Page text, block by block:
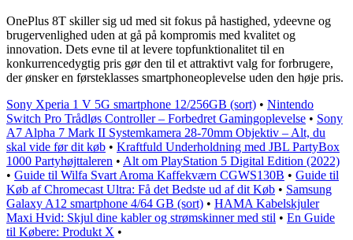
OnePlus 8T skiller sig ud med sit fokus på hastighed, ydeevne og
brugervenlighed uden at gå på kompromis med kvalitet og
innovation. Dets evne til at levere topfunktionalitet til en
konkurrencedygtig pris gør den til et attraktivt valg for forbrugere,
der ønsker en førsteklasses smartphoneoplevelse uden den høje pris.
Sony Xperia 1 V 5G smartphone 12/256GB (sort) • Nintendo
Switch Pro Trådløs Controller – Forbedret Gamingoplevelse • Sony
A7 Alpha 7 Mark II Systemkamera 28-70mm Objektiv – Alt, du
skal vide før dit køb • Kraftfuld Underholdning med JBL PartyBox
1000 Partyhøjttaleren • Alt om PlayStation 5 Digital Edition (2022)
• Guide til Wilfa Svart Aroma Kaffekværn CGWS130B • Guide til
Køb af Chromecast Ultra: Få det Bedste ud af dit Køb • Samsung
Galaxy A12 smartphone 4/64 GB (sort) • HAMA Kabelskjuler
Maxi Hvid: Skjul dine kabler og strømskinner med stil • En Guide
til Købere: Produkt X •